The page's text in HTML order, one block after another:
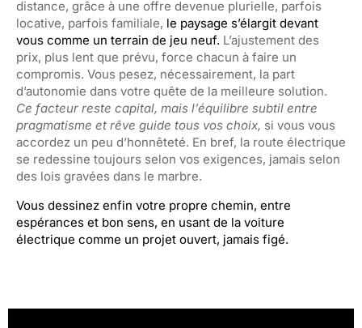
distance, grâce à une offre devenue plurielle, parfois
locative, parfois familiale, le paysage s’élargit devant
vous comme un terrain de jeu neuf. L’ajustement des
prix, plus lent que prévu, force chacun à faire un
compromis. Vous pesez, nécessairement, la part
d’autonomie dans votre quête de la meilleure solution.
Ce facteur reste capital, mais l’équilibre subtil entre
pragmatisme et rêve guide tous vos choix, si vous vous
accordez un peu d’honnêteté. En bref, la route électrique
se redessine toujours selon vos exigences, jamais selon
des lois gravées dans le marbre.
Vous dessinez enfin votre propre chemin, entre
espérances et bon sens, en usant de la voiture
électrique comme un projet ouvert, jamais figé.